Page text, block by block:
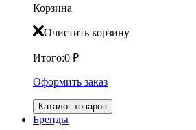
Корзина
Очистить корзину
Итого:0 ₽
Оформить заказ
Каталог товаров
Бренды